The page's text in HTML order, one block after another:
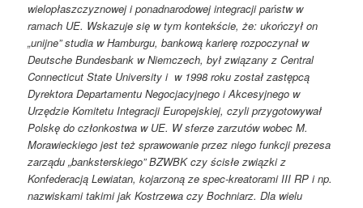
wielopłaszczyznowej i ponadnarodowej integracji państw w
ramach UE. Wskazuje się w tym kontekście, że: ukończył on
„unijne” studia w Hamburgu, bankową karierę rozpoczynał w
Deutsche Bundesbank w Niemczech, był związany z Central
Connecticut State University i w 1998 roku został zastępcą
Dyrektora Departamentu Negocjacyjnego i Akcesyjnego w
Urzędzie Komitetu Integracji Europejskiej, czyli przygotowywał
Polskę do członkostwa w UE. W sferze zarzutów wobec M.
Morawieckiego jest też sprawowanie przez niego funkcji prezesa
zarządu „banksterskiego” BZWBK czy ścisłe związki z
Konfederacją Lewiatan, kojarzoną ze spec-kreatorami III RP i np.
nazwiskami takimi jak Kostrzewa czy Bochniarz. Dla wielu